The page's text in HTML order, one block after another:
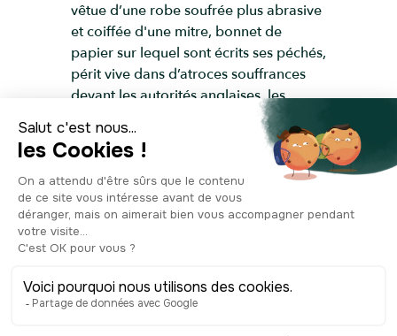
vêtue d’une robe soufrée plus abrasive
et coiffée d'une mitre, bonnet de
papier sur lequel sont écrits ses péchés,
périt vive dans d’atroces souffrances
devant les autorités anglaises, les
représentants de l’Église et une foule
nombreuse. À ce moment-là de sa vie,
le dernier chapitre, elle n’a que 19 ans.
Pour qu’il ne reste rien de son corps, il
est raconté que trois crémations vont
se succéder. La première tue Jeanne
d’Arc par intoxication. La seconde, la
corps pour ne laisser que les entrailles
et le cœur, organes bien trop humides.